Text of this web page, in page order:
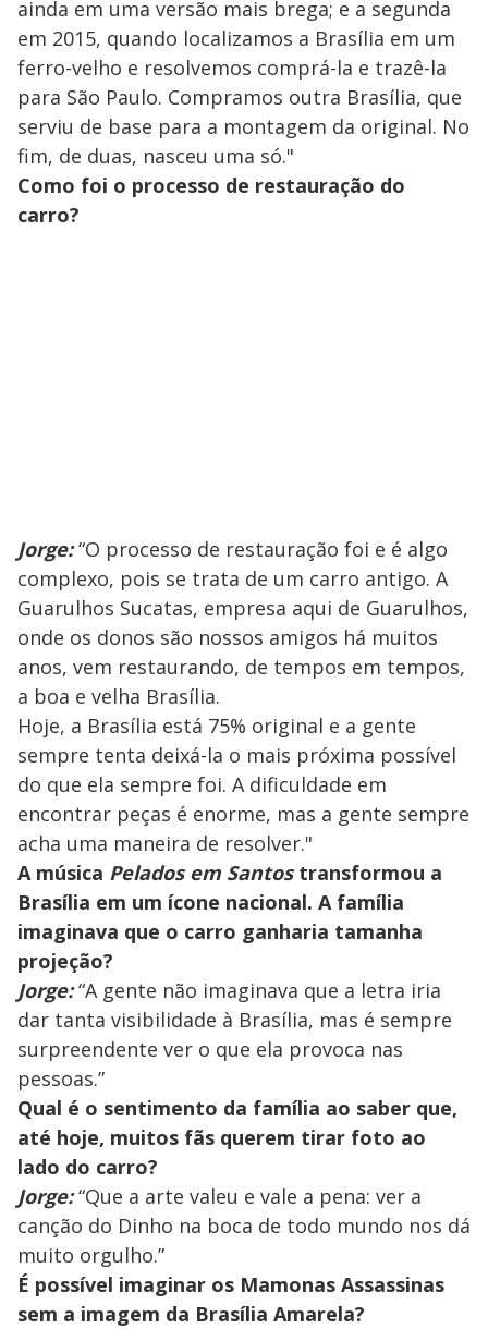
ainda em uma versão mais brega; e a segunda
em 2015, quando localizamos a Brasília em um
ferro-velho e resolvemos comprá-la e trazê-la
para São Paulo. Compramos outra Brasília, que
serviu de base para a montagem da original. No
fim, de duas, nasceu uma só."
Como foi o processo de restauração do
carro?
Jorge: “O processo de restauração foi e é algo
complexo, pois se trata de um carro antigo. A
Guarulhos Sucatas, empresa aqui de Guarulhos,
onde os donos são nossos amigos há muitos
anos, vem restaurando, de tempos em tempos,
a boa e velha Brasília.
Hoje, a Brasília está 75% original e a gente
sempre tenta deixá-la o mais próxima possível
do que ela sempre foi. A dificuldade em
encontrar peças é enorme, mas a gente sempre
acha uma maneira de resolver."
A música Pelados em Santostransformou a
Brasília em um ícone nacional. A família
imaginava que o carro ganharia tamanha
projeção?
Jorge: “A gente não imaginava que a letra iria
dar tanta visibilidade à Brasília, mas é sempre
surpreendente ver o que ela provoca nas
pessoas.”
Qual é o sentimento da família ao saber que,
até hoje, muitos fãs querem tirar foto ao
lado do carro?
Jorge: “Que a arte valeu e vale a pena: ver a
canção do Dinho na boca de todo mundo nos dá
muito orgulho.”
É possível imaginar os Mamonas Assassinas
sem a imagem da Brasília Amarela?